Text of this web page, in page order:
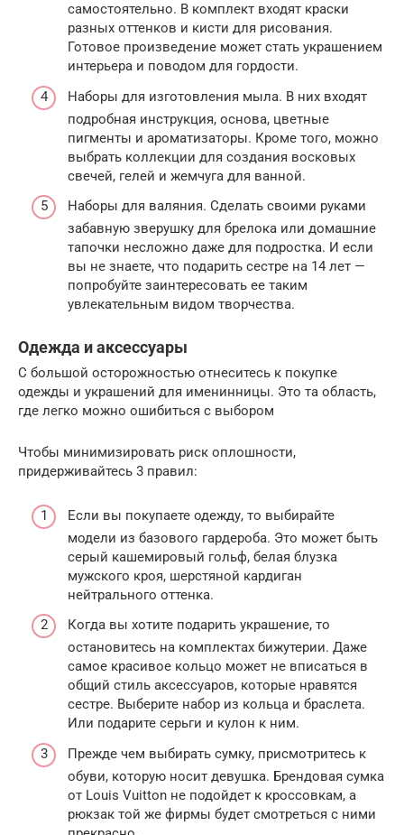
самостоятельно. В комплект входят краски
разных оттенков и кисти для рисования.
Готовое произведение может стать украшением
интерьера и поводом для гордости.
Наборы для изготовления мыла. В них входят
подробная инструкция, основа, цветные
пигменты и ароматизаторы. Кроме того, можно
выбрать коллекции для создания восковых
свечей, гелей и жемчуга для ванной.
Наборы для валяния. Сделать своими руками
забавную зверушку для брелока или домашние
тапочки несложно даже для подростка. И если
вы не знаете, что подарить сестре на 14 лет —
попробуйте заинтересовать ее таким
увлекательным видом творчества.
Одежда и аксессуары
С большой осторожностью отнеситесь к покупке
одежды и украшений для именинницы. Это та область,
где легко можно ошибиться с выбором
Чтобы минимизировать риск оплошности,
придерживайтесь 3 правил:
Если вы покупаете одежду, то выбирайте
модели из базового гардероба. Это может быть
серый кашемировый гольф, белая блузка
мужского кроя, шерстяной кардиган
нейтрального оттенка.
Когда вы хотите подарить украшение, то
остановитесь на комплектах бижутерии. Даже
самое красивое кольцо может не вписаться в
общий стиль аксессуаров, которые нравятся
сестре. Выберите набор из кольца и браслета.
Или подарите серьги и кулон к ним.
Прежде чем выбирать сумку, присмотритесь к
обуви, которую носит девушка. Брендовая сумка
от Louis Vuitton не подойдет к кроссовкам, а
рюкзак той же фирмы будет смотреться с ними